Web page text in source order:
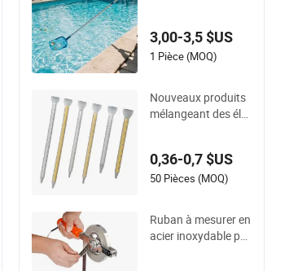
3,00-3,5 $US
1 Pièce (MOQ)
Nouveaux produits
mélangeant des élé
etable
0,36-0,7 $US
50 Pièces (MOQ)
Ruban à mesurer en
acier inoxydable po